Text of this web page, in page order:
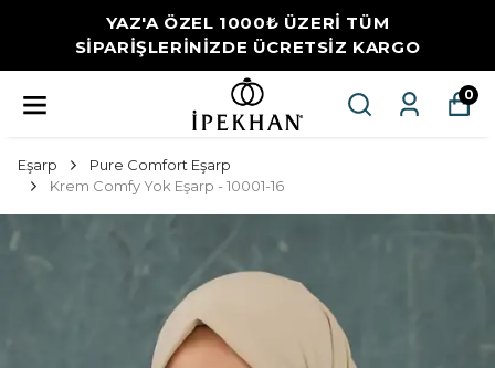
YAZ'A ÖZEL 1000₺ ÜZERİ TÜM
SİPARİŞLERİNİZDE ÜCRETSİZ KARGO
0
Eşarp
Pure Comfort Eşarp
Krem Comfy Yok Eşarp - 10001-16